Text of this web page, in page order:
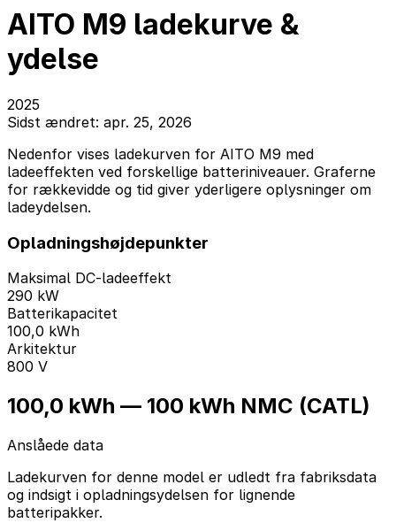
AITO M9 ladekurve &
ydelse
2025
Sidst ændret: apr. 25, 2026
Nedenfor vises ladekurven for AITO M9 med
ladeeffekten ved forskellige batteriniveauer. Graferne
for rækkevidde og tid giver yderligere oplysninger om
ladeydelsen.
Opladningshøjdepunkter
Maksimal DC-ladeeffekt
290 kW
Batterikapacitet
100,0 kWh
Arkitektur
800 V
100,0 kWh — 100 kWh NMC (CATL)
Anslåede data
Ladekurven for denne model er udledt fra fabriksdata
og indsigt i opladningsydelsen for lignende
batteripakker.